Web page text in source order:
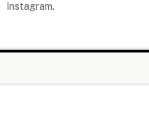
Instagram.